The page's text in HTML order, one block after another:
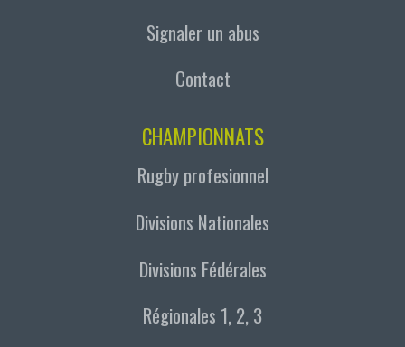
Signaler un abus
Contact
CHAMPIONNATS
Rugby profesionnel
Divisions Nationales
Divisions Fédérales
Régionales 1, 2, 3